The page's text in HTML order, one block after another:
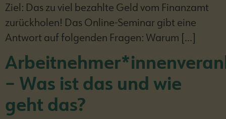
Ziel: Das zu viel bezahlte Geld vom Finanzamt
zurückholen! Das Online-Seminar gibt eine
Antwort auf folgenden Fragen: Warum […]
– Was ist das und wie
geht das?